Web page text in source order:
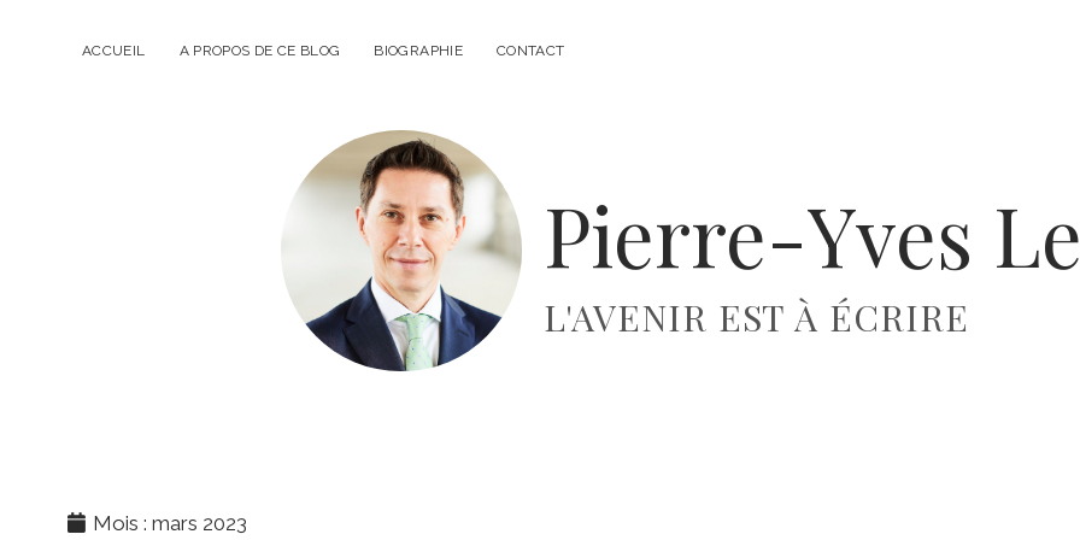
ACCUEIL A PROPOS DE CE BLOG BIOGRAPHIE CONTACT
P
i
Pierre-Yves
L'AVENIR EST À ÉCRIRE
Mois : mars 2023